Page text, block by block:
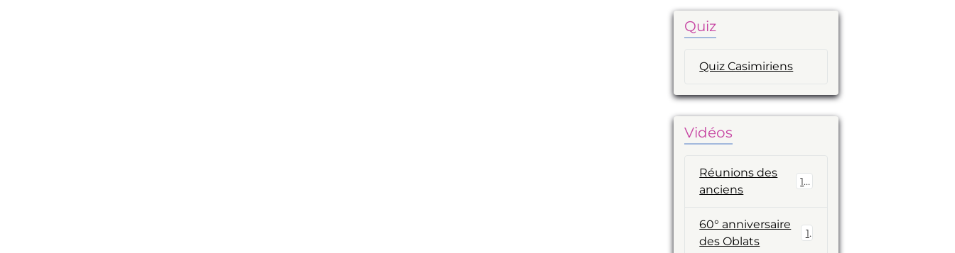
Quiz
Quiz Casimiriens
Vidéos
Réunions des
anciens
19
60° anniversaire
des Oblats
1